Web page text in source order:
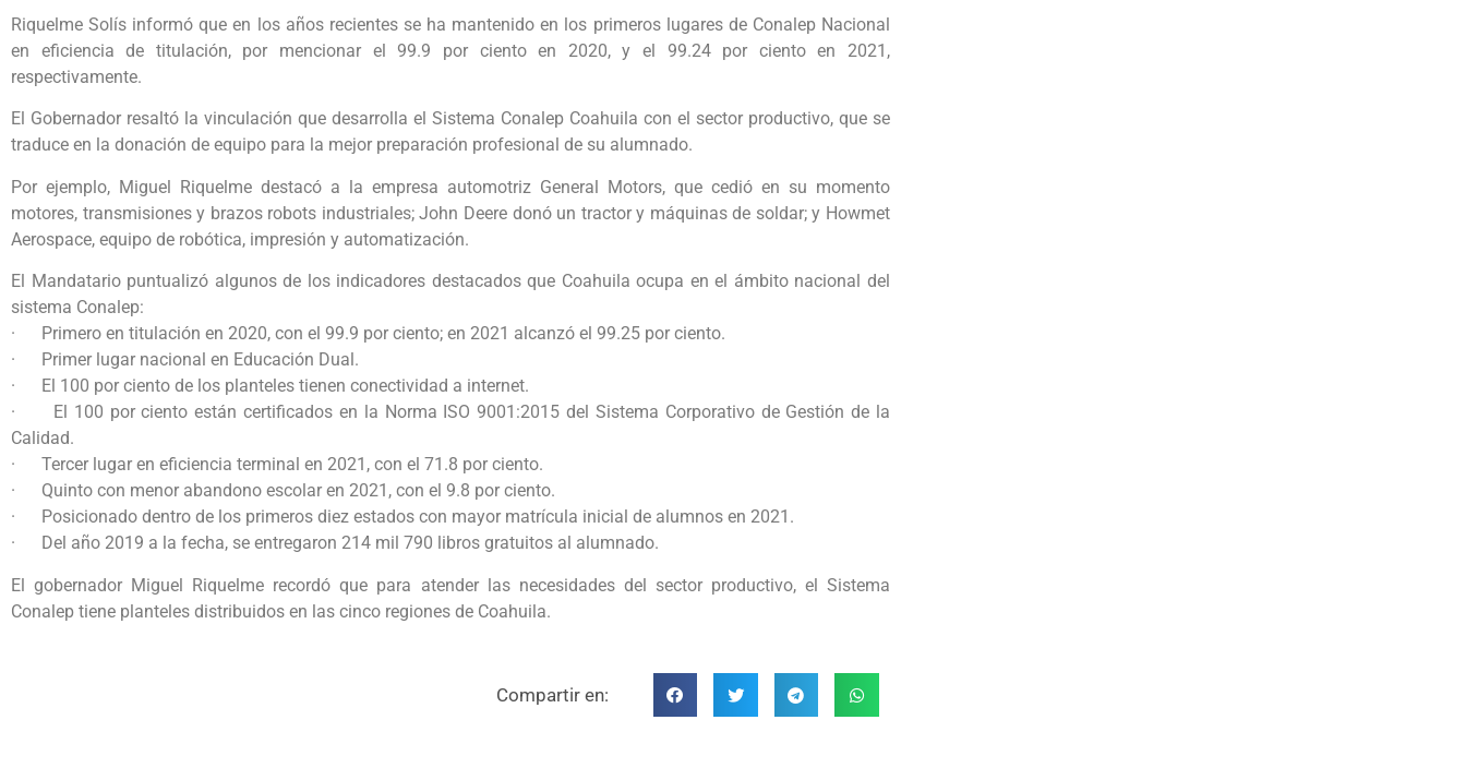
Riquelme Solís informó que en los años recientes se ha mantenido en los primeros lugares de Conalep Nacional
en eficiencia de titulación, por mencionar el 99.9 por ciento en 2020, y el 99.24 por ciento en 2021,
respectivamente.
El Gobernador resaltó la vinculación que desarrolla el Sistema Conalep Coahuila con el sector productivo, que se
traduce en la donación de equipo para la mejor preparación profesional de su alumnado.
Por ejemplo, Miguel Riquelme destacó a la empresa automotriz General Motors, que cedió en su momento
motores, transmisiones y brazos robots industriales; John Deere donó un tractor y máquinas de soldar; y Howmet
Aerospace, equipo de robótica, impresión y automatización.
El Mandatario puntualizó algunos de los indicadores destacados que Coahuila ocupa en el ámbito nacional del
sistema Conalep:
· Primero en titulación en 2020, con el 99.9 por ciento; en 2021 alcanzó el 99.25 por ciento.
· Primer lugar nacional en Educación Dual.
· El 100 por ciento de los planteles tienen conectividad a internet.
· El 100 por ciento están certificados en la Norma ISO 9001:2015 del Sistema Corporativo de Gestión de la
Calidad.
· Tercer lugar en eficiencia terminal en 2021, con el 71.8 por ciento.
· Quinto con menor abandono escolar en 2021, con el 9.8 por ciento.
· Posicionado dentro de los primeros diez estados con mayor matrícula inicial de alumnos en 2021.
· Del año 2019 a la fecha, se entregaron 214 mil 790 libros gratuitos al alumnado.
El gobernador Miguel Riquelme recordó que para atender las necesidades del sector productivo, el Sistema
Conalep tiene planteles distribuidos en las cinco regiones de Coahuila.
Compartir en: